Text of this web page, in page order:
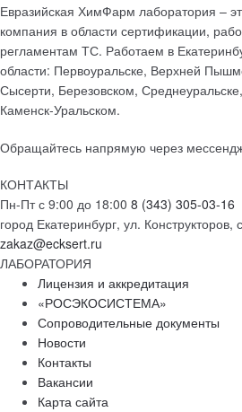
Евразийская ХимФарм лаборатория –
компания в области сертификации,
регламентам ТС. Работаем в
области: Первоуральске, Верхней
Сысерти, Березовском,
Каменск-Уральском.
Обращайтесь напрямую через
КОНТАКТЫ
Пн-Пт с 9:00 до 18:00 8 (343) 305-03-16
город Екатеринбург, ул.
zakaz@ecksert.ru
ЛАБОРАТОРИЯ
Лицензия и аккредитация
«РОСЭКОСИСТЕМА»
Сопроводительные документы
Новости
Контакты
Вакансии
Карта сайта